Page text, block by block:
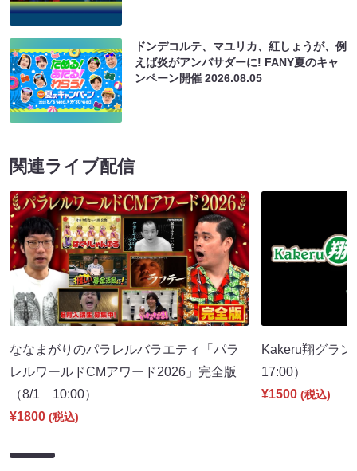
ドンデコルテ、マユリカ、紅しょうが、例
えば炎がアンバサダーに! FANY夏のキャ
ンペーン開催2026.08.05
関連ライブ配信
ななまがりのパラレルバラエティ「パラ
レルワールドCMアワード2026」完全版
（8/1 10:00）
¥1800 (税込)
Kakeru翔グラ
17:00）
¥1500 (税込)